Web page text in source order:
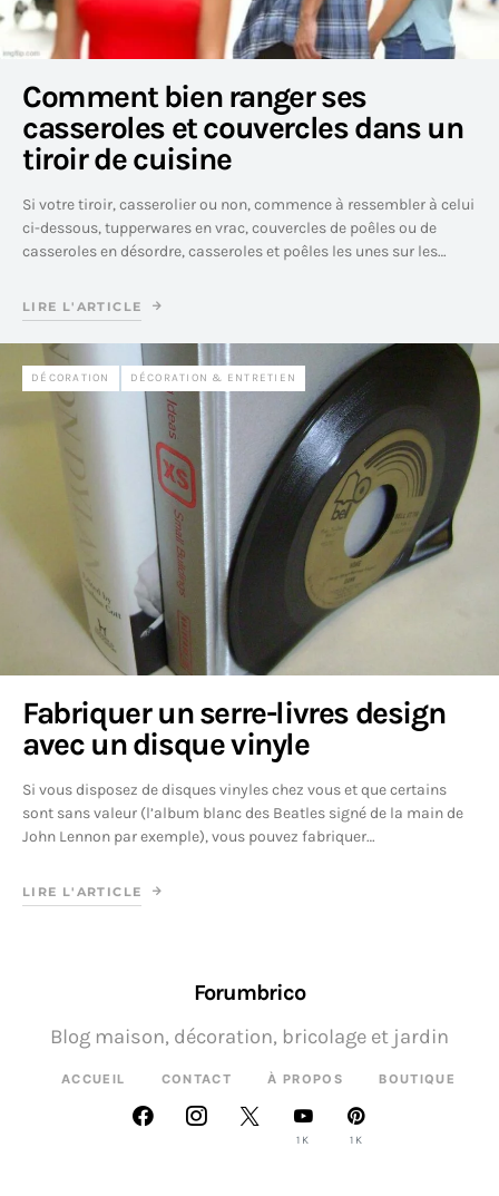
Comment bien ranger ses
casseroles et couvercles dans un
tiroir de cuisine
Si votre tiroir, casserolier ou non, commence à ressembler à celui
ci-dessous, tupperwares en vrac, couvercles de poêles ou de
casseroles en désordre, casseroles et poêles les unes sur les…
LIRE L'ARTICLE
DÉCORATION DÉCORATION & ENTRETIEN
Fabriquer un serre-livres design
avec un disque vinyle
Si vous disposez de disques vinyles chez vous et que certains
sont sans valeur (l’album blanc des Beatles signé de la main de
John Lennon par exemple), vous pouvez fabriquer…
LIRE L'ARTICLE
Forumbrico
ACCUEIL CONTACT À PROPOS BOUTIQUE
Blog maison, décoration, bricolage et jardin
1K 1K